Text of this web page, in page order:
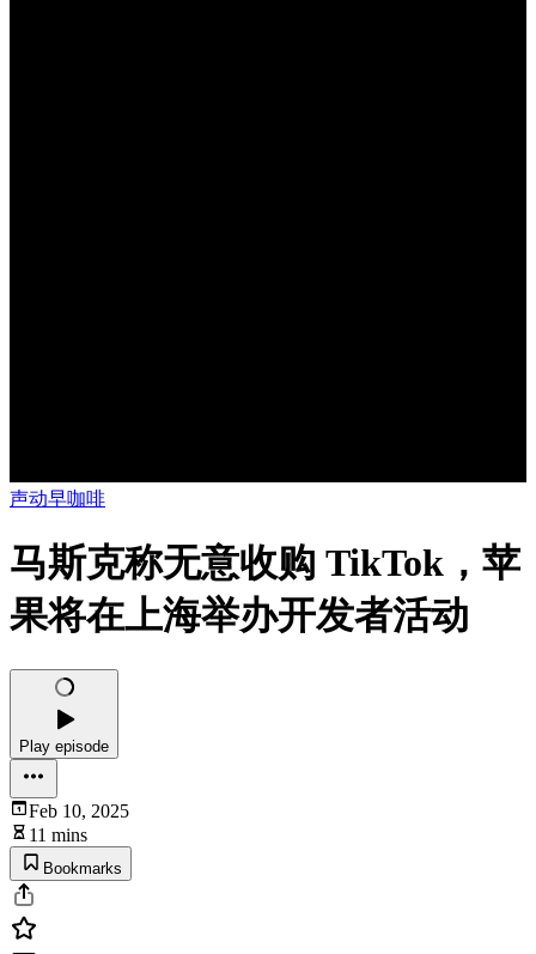
声动早咖啡
马斯克称无意收购 TikTok，苹
果将在上海举办开发者活动
Play episode
Feb 10, 2025
11 mins
Bookmarks